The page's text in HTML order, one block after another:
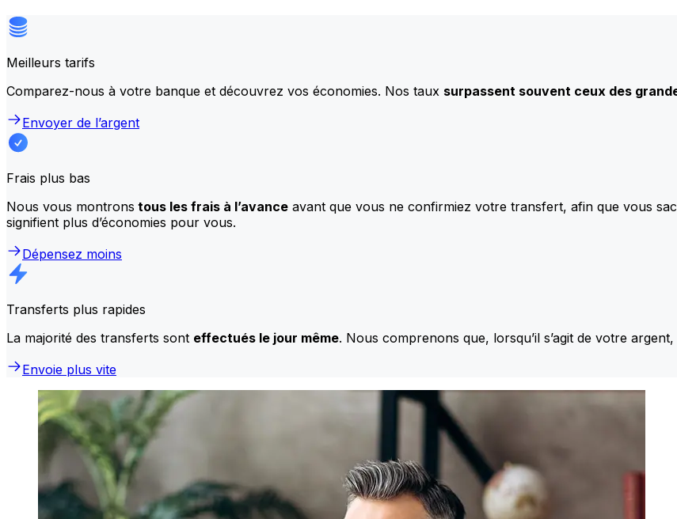
Meilleurs tarifs
Comparez-nous à votre banque et découvrez vos économies. Nos taux surpassent souvent ceux des
Envoyer de l’argent
Frais plus bas
Nous vous montrons tous les frais à l’avance avant que vous ne confirmiez votre transfert, afin que vous
signifient plus d’économies pour vous.
Dépensez moins
Transferts plus rapides
La majorité des transferts sont effectués le jour même. Nous comprenons que, lorsqu’il s’agit de votre
Envoie plus vite